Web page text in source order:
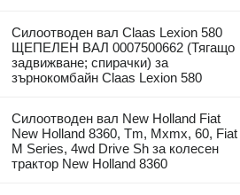
Силоотводен вал Claas Lexion 580
ЩЕПЕЛЕН ВАЛ 0007500662 (Тягащо
задвижване; спирачки) за
зърнокомбайн Claas Lexion 580
Силоотводен вал New Holland Fiat
New Holland 8360, Tm, Mxmx, 60, Fiat
M Series, 4wd Drive Sh за колесен
трактор New Holland 8360